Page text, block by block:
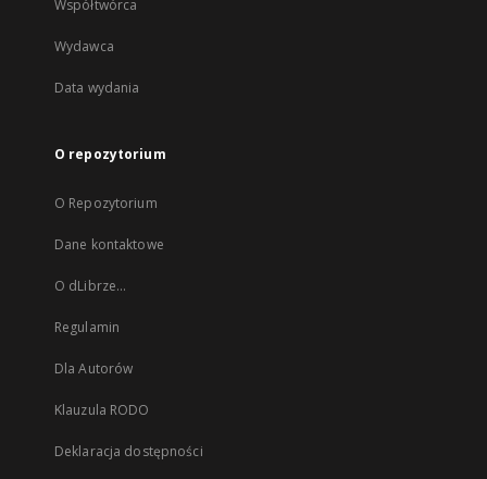
Współtwórca
Wydawca
Data wydania
O repozytorium
O Repozytorium
Dane kontaktowe
O dLibrze...
Regulamin
Dla Autorów
Klauzula RODO
Deklaracja dostępności